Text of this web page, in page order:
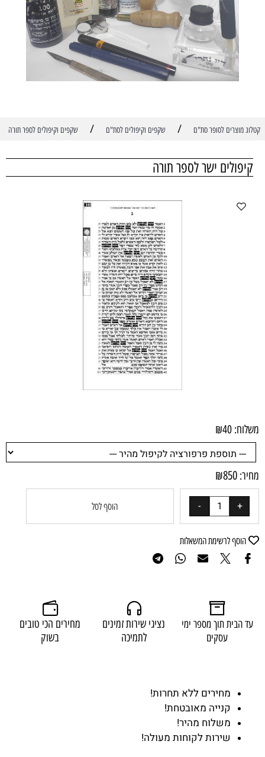
קטלוג מוצרים לסופר סת"ם / שקפים וקיפולים לסת"ם / שקפים וקיפולים לספר תורה
קיפולים ישר לספר תורה
משלוח: ₪40
מחיר: ₪850
הוסף לסל
הוסף לרשימת המשאלות
עד הבית תוך מספר ימי
עסקים
נציגי שירות זמינים
לתמיכה
מחירים הכי טובים
בשוק
מחירים ללא תחרות!
קנייה מאובטחת!
משלוח מהיר!
שירות לקוחות מעולה!